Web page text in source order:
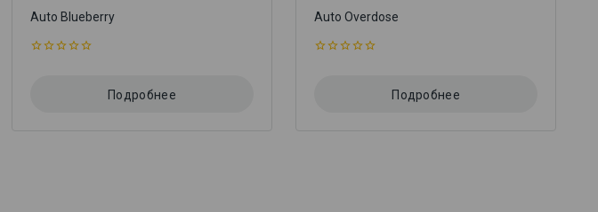
Auto Blueberry
Подробнее
Auto Overdose
Подробнее